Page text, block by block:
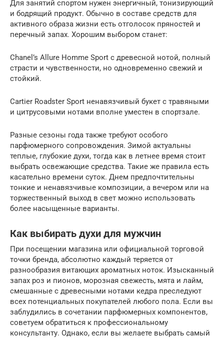
Для занятий спортом нужен энергичный, тонизирующий
и бодрящий продукт. Обычно в составе средств для
активного образа жизни есть отголосок пряностей и
перечный запах. Хорошим выбором станет:
Chanel’s Allure Homme Sport с древесной нотой, полный
страсти и чувственности, но одновременно свежий и
стойкий.
Cartier Roadster Sport ненавязчивый букет с травяными
и цитрусовыми нотами вполне уместен в спортзале.
Разные сезоны года также требуют особого
парфюмерного сопровождения. Зимой актуальны
теплые, глубокие духи, тогда как в летнее время стоит
выбрать освежающие средства. Такие же правила есть
касательно времени суток. Днем предпочтительны
тонкие и ненавязчивые композиции, а вечером или на
торжественный выход в свет можно использовать
более насыщенные варианты.
Как выбирать духи для мужчин
При посещении магазина или официальной торговой
точки бренда, абсолютно каждый теряется от
разнообразия витающих ароматных ноток. Изысканный
запах роз и пионов, морозная свежесть, мята и лайм,
смешанные с древесными нотами кедра преследуют
всех потенциальных покупателей любого пола. Если вы
заблудились в сочетании парфюмерных компонентов,
советуем обратиться к профессиональному
консультанту. Однако, если вы желаете выбрать самый